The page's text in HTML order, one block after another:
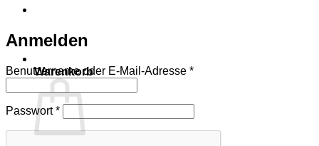
Warenkorb
Anmelden
Benutzername oder E-Mail-Adresse *Erforderlich
Passwort*Erforderlich